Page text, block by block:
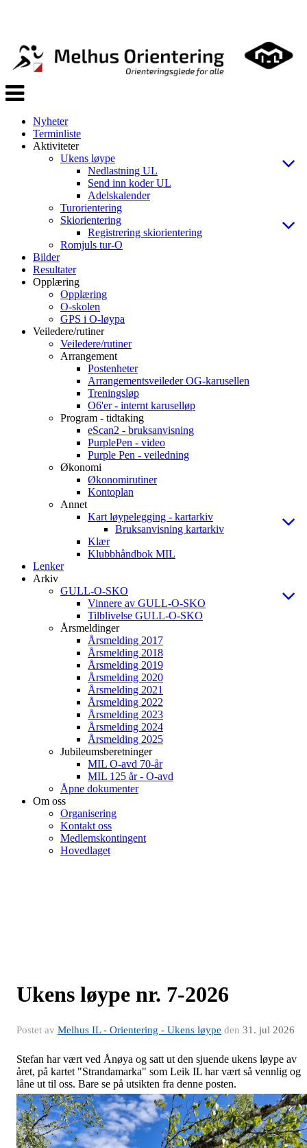
Veksle
navigasjon
Nyheter
Terminliste
Aktiviteter
Ukens løype
Nedlastning UL
Send inn koder UL
Adelskalender
Turorientering
Skiorientering
Registrering skiorientering
Romjuls tur-O
Bilder
Resultater
Opplæring
Opplæring
O-skolen
GPS i O-løypa
Veiledere/rutiner
Veiledere/rutiner
Arrangement
Postenheter
Arrangementsveileder OG-karusellen
Treningsløp
O6'er - internt karuselløp
Program - tidtaking
eScan2 - bruksanvisning
PurplePen - video
Purple Pen - veiledning
Økonomi
Økonomirutiner
Kontoplan
Annet
Kart løypelegging - kartarkiv
Bruksanvisning kartarkiv
Klær
Klubbhåndbok MIL
Lenker
Arkiv
GULL-O-SKO
Vinnere av GULL-O-SKO
Tilblivelse GULL-O-SKO
Årsmeldinger
Årsmelding 2017
Årsmelding 2018
Årsmelding 2019
Årsmelding 2020
Årsmelding 2021
Årsmelding 2022
Årsmelding 2023
Årsmelding 2024
Årsmelding 2025
Jubileumsberetninger
MIL O-avd 70-år
MIL 125 år - O-avd
Åpne dokumenter
Om oss
Organisering
Kontakt oss
Medlemskontingent
Hovedlaget
Ukens løype nr. 7-2026
Postet av Melhus IL - Orientering - Ukens løype den 31. jul 2026
Stefan har vært ved Ånøya og satt ut den sjuende ukens løype av
året, på kartet "Strandamarka" som Leik IL har vært så vennlig og
låne ut til oss. Bare se på utsikten fra denne posten.